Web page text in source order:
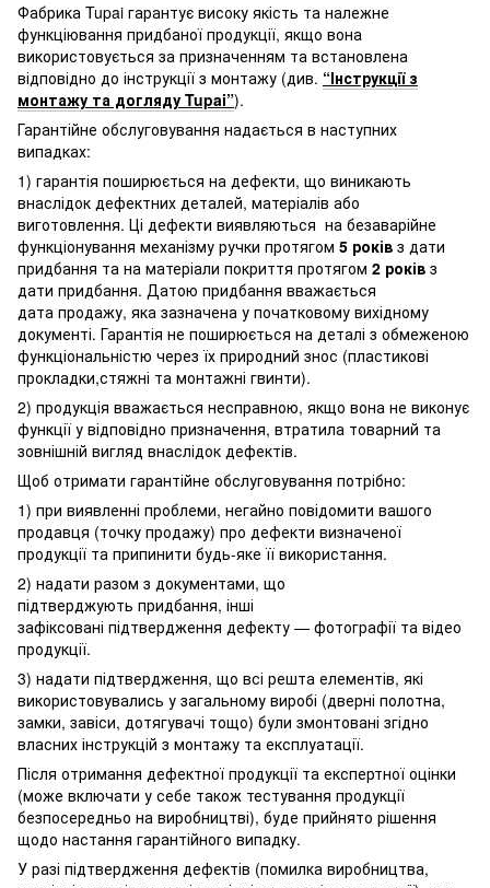
Фабрика Tupai гарантує високу якість та належне
функціювання придбаної продукції, якщо вона
використовується за призначенням та встановлена
відповідно до інструкції з монтажу (див. “Інструкції з
монтажу та догляду Tupai”).
Гарантійне обслуговування надається в наступних
випадках:
1) гарантія поширюється на дефекти, що виникають
внаслідок дефектних деталей, матеріалів або
виготовлення. Ці дефекти виявляються на безаварійне
функціонування механізму ручки протягом 5 років з дати
придбання та на матеріали покриття протягом 2 років з
дати придбання. Датою придбання вважається
дата продажу, яка зазначена у початковому вихідному
документі. Гарантія не поширюється на деталі з обмеженою
функціональністю через їх природний знос (пластикові
прокладки,стяжні та монтажні гвинти).
2) продукція вважається несправною, якщо вона не виконує
функції у відповідно призначення, втратила товарний та
зовнішній вигляд внаслідок дефектів.
Щоб отримати гарантійне обслуговування потрібно:
1) при виявленні проблеми, негайно повідомити вашого
продавця (точку продажу) про дефекти визначеної
продукції та припинити будь-яке її використання.
2) надати разом з документами, що
підтверджують придбання, інші
зафіксовані підтвердження дефекту — фотографії та відео
продукції.
3) надати підтвердження, що всі решта елементів, які
використовувались у загальному виробі (дверні полотна,
замки, завіси, дотягувачі тощо) були змонтовані згідно
власних інструкцій з монтажу та експлуатації.
Після отримання дефектної продукції та експертної оцінки
(може включати у себе також тестування продукції
безпосередньо на виробництві), буде прийнято рішення
щодо настання гарантійного випадку.
У разі підтвердження дефектів (помилка виробництва,